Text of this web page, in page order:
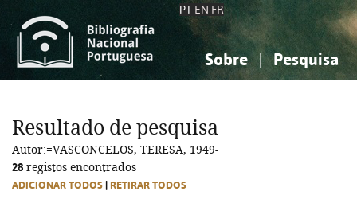
PT EN FR
Sobre Pesquisa
Ciências sociais...
Ciências sociais...
Resultado de pesquisa
Autor:=VASCONCELOS, TERESA, 1949-
28 registos encontrados
ADICIONAR TODOS RETIRAR TODOS